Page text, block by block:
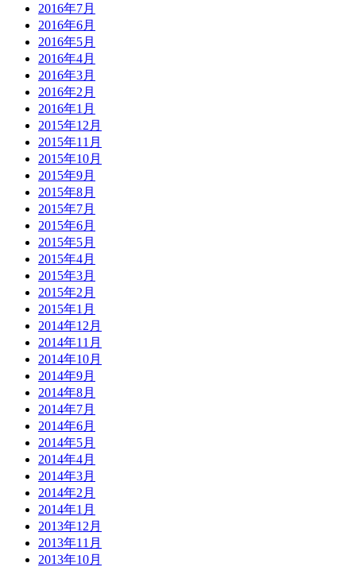
2016年7月
2016年6月
2016年5月
2016年4月
2016年3月
2016年2月
2016年1月
2015年12月
2015年11月
2015年10月
2015年9月
2015年8月
2015年7月
2015年6月
2015年5月
2015年4月
2015年3月
2015年2月
2015年1月
2014年12月
2014年11月
2014年10月
2014年9月
2014年8月
2014年7月
2014年6月
2014年5月
2014年4月
2014年3月
2014年2月
2014年1月
2013年12月
2013年11月
2013年10月